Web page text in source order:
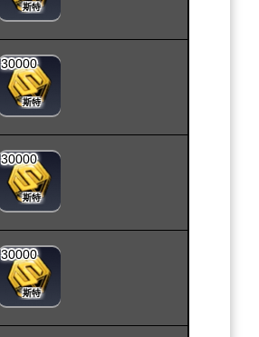
斯特
30000
斯特
30000
斯特
30000
斯特